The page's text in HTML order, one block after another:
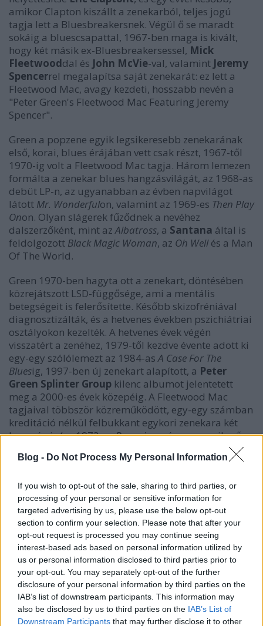
Blog - Do Not Process My Personal Information
If you wish to opt-out of the sale, sharing to third parties, or
processing of your personal or sensitive information for
targeted advertising by us, please use the below opt-out
section to confirm your selection. Please note that after your
opt-out request is processed you may continue seeing
interest-based ads based on personal information utilized by
us or personal information disclosed to third parties prior to
your opt-out. You may separately opt-out of the further
disclosure of your personal information by third parties on the
IAB’s list of downstream participants. This information may
also be disclosed by us to third parties on the IAB’s List of
Downstream Participants that may further disclose it to other
amikor Clapton kiszállt a zenekarból, teljes jogú
tagja lett a Bluesbreakersnek. Végül ő se maradt
sokáig a bluescsapattal, 1967-ben maga is kivált,
hogy két másik ex-Bluesbreakersessel, Mick
Fleetwooddal és John McVie-val, valamint Jeremy
Spencerrel megalapítsa saját zenekarát: ez lett a
Fleetwood Mac, avagy kezdeti, hosszabb nevén a
"Peter Green's Fleetwood Mac Featuring Jeremy
Spencer".
Green a popzene egyik legsikeresebb zenekarának
első, korai, blues érájában vett csak részt, 1967-től
1970-ig volt a Fleetwood Mac tagja. Három lemezen
formálta a zenekar blues hangzásvilágát, az 1968-as
debüt LP-n, az ugyanabban az évben napvilágot
látott Mr. Wonderfulon, valamint az 1969-es Then Play
Onon. Olyan slágerek fűződnek a nevéhez
dalszerzőként, mint azAlbatross, a Santana által is
feldolgozott Black Magic Woman, az Oh Wellés a Man
Of The World.
Green 1970-ben hagyta ott a zenekart, döntésében
közrejátszott LSD-függősége, ami a mentális
betegségeit is felerősítette. Később skizofréniával
diagnosztizálták, és a hetvenes években pszichiátriai
osztályokon kezelték. A hetvenes évek végén
visszatért a zenéhez, 1979-től kezdve évente adott ki
egy-egy szólólemezt az 1984-asA Case For The
Bluesig, 1997-ben új zenekart alapított, a Peter
Green Splinter Group kilenc albumot jelentetett
meg a 2000-es évek közepéig. A Fleetwood Mac
tagjaival többször közreműködött, egy-egy számban
kreditáció nélkül felbukkant egykori zenekara két
lemezén is (az 1973-asPenguinen, és a nagy sikerű
című
szólólemezén is vendéggitározott.
Greent a Fleetwood Mac többi tagjával együtt 1998-
ban beiktatták a Rock And Roll Dicsőségek
Csarnokába.Stevie Nicksmegemlékezésében
írta, hogy Green gitárjátéka nagy hatással volt rá, és
komoly szerepet játszott abban, hogy örömmel
csatlakozott a zenekarhoz. "Borzasztóan sajnálom,
hogy soha nem osztozhattam vele a színpadon. Szívem
mélyén mindig reménykedtem benne, hogy egyszer
össze fog jönni."